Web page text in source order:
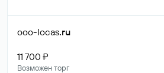
ooo-locas.ru
11 700 ₽
Возможен торг